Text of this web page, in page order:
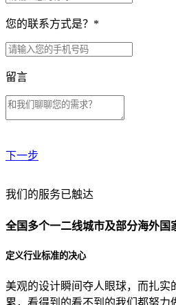
您的联系方式是？ *
留言
下一步
贵公司预算范围是？
贵公司的团队规模是？
目前主要的营销渠道是？
我们的服务已触达
全国多个一二线城市及部分海外国
定义行业标准的决心
美观的设计瞬间夺人眼球，而扎实
累，看得到的看不到的我们都努力